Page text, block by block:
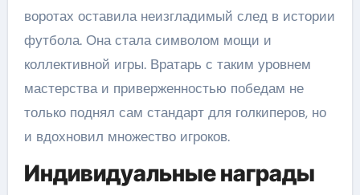
воротах оставила неизгладимый след в истории
футбола. Она стала символом мощи и
коллективной игры. Вратарь с таким уровнем
мастерства и приверженностью победам не
только поднял сам стандарт для голкиперов, но
и вдохновил множество игроков.
Индивидуальные награды